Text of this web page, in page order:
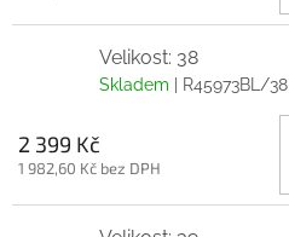
Velikost: 38
Skladem | R45973BL/38
2 399 Kč
1 982,60 Kč bez DPH